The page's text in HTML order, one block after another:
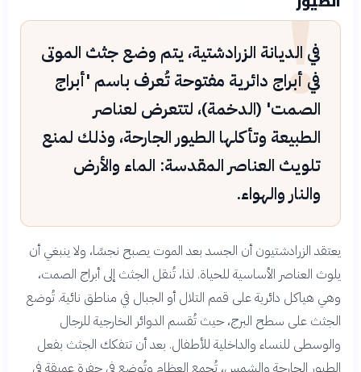
!
في الديانة الزرادشتية، يتم وضع جثث الموتى
في أبراج دائرية مفتوحة تُعرف باسم 'أبراج
الصمت' (الدخمة)، لتتعرض لعناصر
الطبيعة وتأكلها الطيور الجارحة، وذلك لمنع
تلويث العناصر المقدسة: الماء والأرض
والنار والهواء.
يعتقد الزرادشتيون أن الجسد بعد الموت يصبح نجسًا، ولا ينبغي أن
يلوث العناصر الأساسية للحياة. لذا، تُنقل الجثث إلى أبراج الصمت،
وهي هياكل دائرية على قمم التلال أو الجبال في مناطق نائية. تُوضع
الجثث على سطح البرج، حيث تُقسم الدوائر الخارجية للرجال
والوسطى للنساء والداخلية للأطفال. بعد أن تتفكك الجثث بفعل
الطيور الجارحة والشمس، تُجمع العظام وتُوضع في حفرة عميقة في